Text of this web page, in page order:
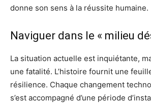
donne son sens à la réussite humaine.
Naviguer dans le « milieu
La situation actuelle est inquiétante,
une fatalité. L’histoire fournit une
résilience. Chaque changement
s’est accompagné d’une période